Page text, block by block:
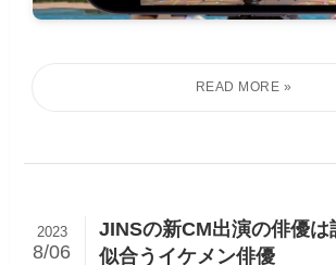
JINSの新CM出演の俳優は
似合うイケメン俳優
2023
8/06